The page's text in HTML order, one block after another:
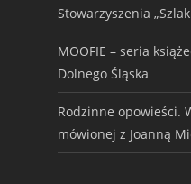
Stowarzyszenia
MOOFIE – seria
Dolnego Śląska
Rodzinne opowieści.
mówionej z Joanną